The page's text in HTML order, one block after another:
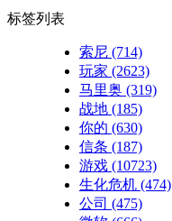
标签列表
索尼 (714)
玩家 (2623)
马里奥 (319)
战地 (185)
你的 (630)
信条 (187)
游戏 (10723)
生化危机 (474)
公司 (475)